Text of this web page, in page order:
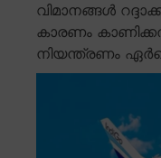
വിമാനങ്ങൾ
കാരണം കാണിക്കൽ
നിയന്ത്രണം